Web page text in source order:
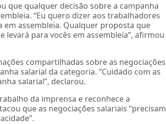
que qualquer decisão sobre a campanha
“Eu quero dizer aos trabalhadores
assembleia. Qualquer proposta que
levará para vocês em assembleia”, afirmou
compartilhadas sobre as negociações
salarial da categoria. “Cuidado com as
salarial”, declarou.
da imprensa e reconhece a
que as negociações salariais “precisam